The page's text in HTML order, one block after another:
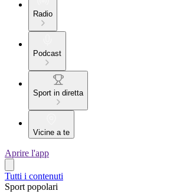
Radio
Podcast
Sport in diretta
Vicine a te
Aprire l'app
Tutti i contenuti
Sport popolari